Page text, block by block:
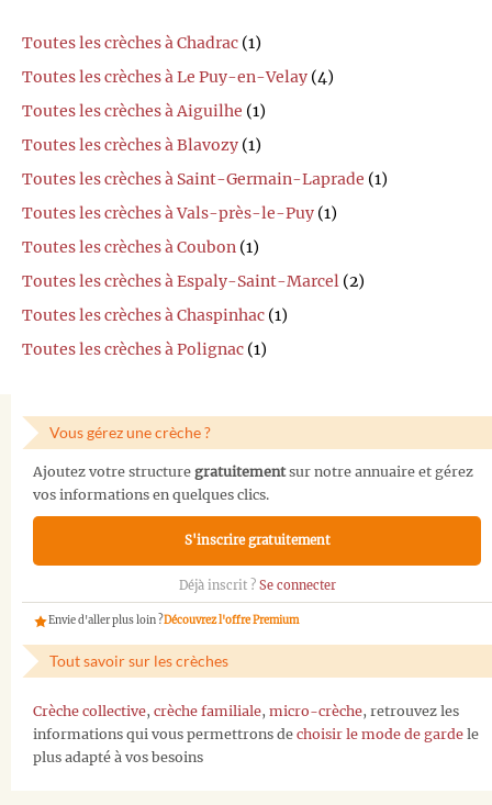
Toutes les crèches à Chadrac (1)
Toutes les crèches à Le Puy-en-Velay (4)
Toutes les crèches à Aiguilhe (1)
Toutes les crèches à Blavozy (1)
Toutes les crèches à Saint-Germain-Laprade (1)
Toutes les crèches à Vals-près-le-Puy (1)
Toutes les crèches à Coubon (1)
Toutes les crèches à Espaly-Saint-Marcel (2)
Toutes les crèches à Chaspinhac (1)
Toutes les crèches à Polignac (1)
Vous gérez une crèche ?
Ajoutez votre structure gratuitementsur notre annuaire et gérez
vos informations en quelques clics.
S'inscrire gratuitement
Déjà inscrit ? Se connecter
Envie d'aller plus loin ?Découvrez l'offre Premium
Tout savoir sur les crèches
Crèche collective, crèche familiale, micro-crèche, retrouvez les
informations qui vous permettrons de choisir le mode de garde le
plus adapté à vos besoins